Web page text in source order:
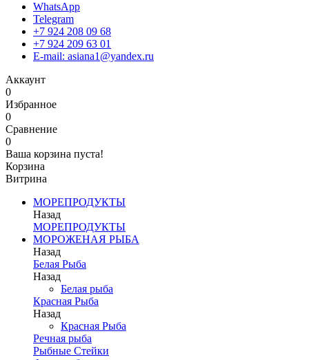
WhatsApp
Telegram
+7 924 208 09 68
+7 924 209 63 01
E-mail: asiana1@yandex.ru
Аккаунт
0
Избранное
0
Сравнение
0
Ваша корзина пуста!
Корзина
Витрина
МОРЕПРОДУКТЫ
Назад
МОРЕПРОДУКТЫ
МОРОЖЕНАЯ РЫБА
Назад
Белая Рыба
Назад
Белая рыба
Красная Рыба
Назад
Красная Рыба
Речная рыба
Рыбные Стейки